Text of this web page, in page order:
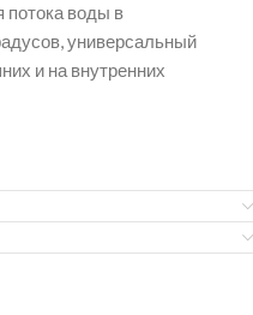
потока воды в
универсальный
и на внутренних